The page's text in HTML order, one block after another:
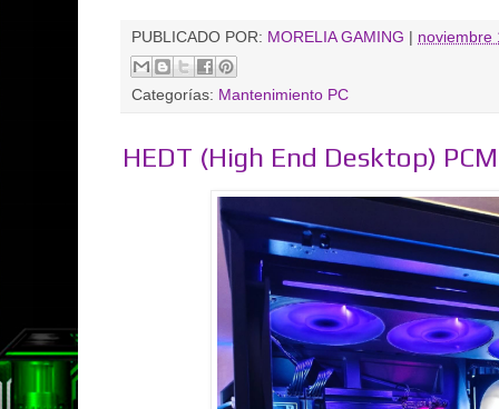
PUBLICADO POR: MORELIA GAMING noviembre
Categorías: Mantenimiento PC
HEDT (High End Desktop)